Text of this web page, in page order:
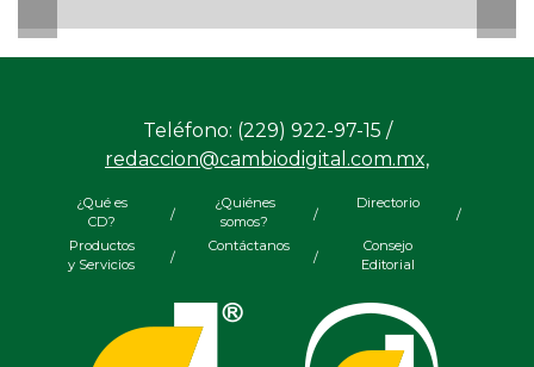
Teléfono: (229) 922-97-15 /
redaccion@cambiodigital.com.mx,
¿Qué es
CD?
/
¿Quiénes
somos?
/
Directorio
/
Productos
y Servicios
/
Contáctanos
/
Consejo
Editorial